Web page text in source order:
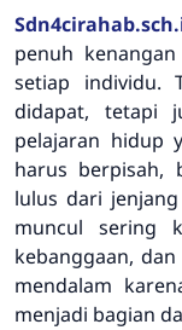
penuh
setiap individu.
didapat, tetapi
pelajaran hidup
harus berpisah,
lulus dari
muncul sering
kebanggaan,
mendalam
menjadi bagian